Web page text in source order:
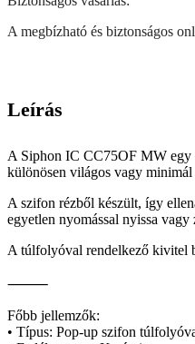
A megbízható és biztonságos
Leírás
A Siphon IC CC75OF MW egy
különösen világos vagy
A szifon rézből készült, így
egyetlen nyomással nyissa
A túlfolyóval rendelkező kivitel
⸻
Főbb jellemzők:
• Típus: Pop-up szifon